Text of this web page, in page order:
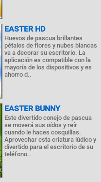
EASTER HD
Huevos de pascua brillantes
pétalos de flores y nubes blancas
va a decorar su escritorio. La
aplicación es compatible con la
mayoría de los dispositivos y es
ahorro d..
EASTER BUNNY
Este divertido conejo de pascua
se moverá sus oídos y reír
cuando le haces cosquillas.
Aprovechar esta criatura lúdico y
divertido para el escritorio de su
teléfono..